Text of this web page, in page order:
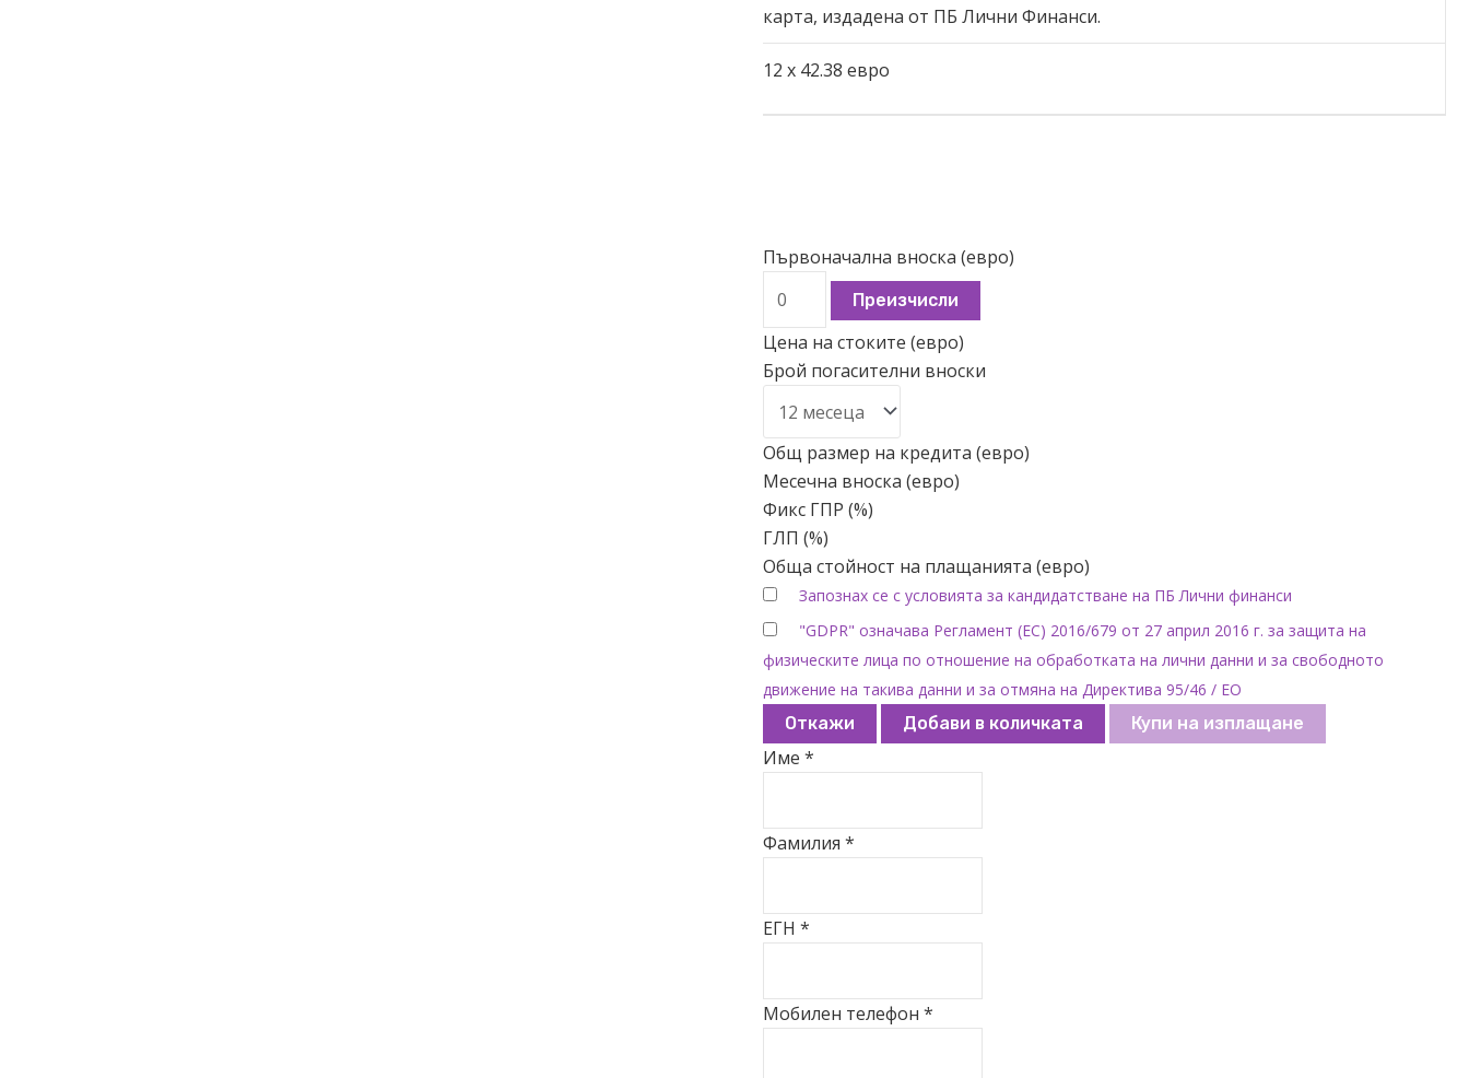
12 x 42.38 евро
Първоначална вноска (евро)
Преизчисли
Цена на стоките (евро)
Брой погасителни вноски
Общ размер на кредита (евро)
Месечна вноска (евро)
Фикс ГПР (%)
ГЛП (%)
Обща стойност на плащанията (евро)
Запознах се с условията за кандидатстване на ПБ Лични финанси
"GDPR" означава Регламент (ЕС) 2016/679 от 27 април 2016 г. за защита на
физическите лица по отношение на обработката на лични данни и за свободното
движение на такива данни и за отмяна на Директива 95/46 / ЕО
Откажи
Добави в количката Купи на изплащане
Име *
Фамилия *
ЕГН *
Мобилен телефон *